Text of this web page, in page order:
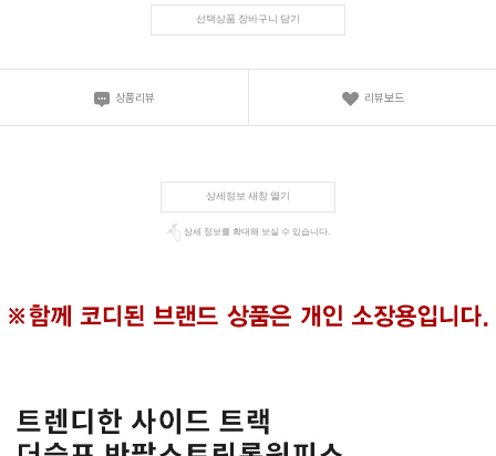
선택상품 장바구니 담기
상품리뷰 리뷰보드
상세정보 새창 열기
상세 정보를 확대해 보실 수 있습니다.